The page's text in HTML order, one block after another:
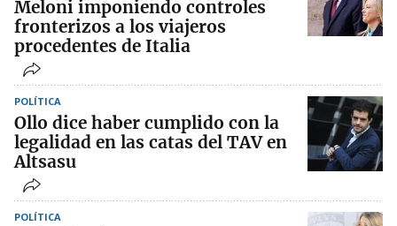
Meloni imponiendo controles
fronterizos a los viajeros
procedentes de Italia
POLÍTICA
Ollo dice haber cumplido con la
legalidad en las catas del TAV en
Altsasu
POLÍTICA